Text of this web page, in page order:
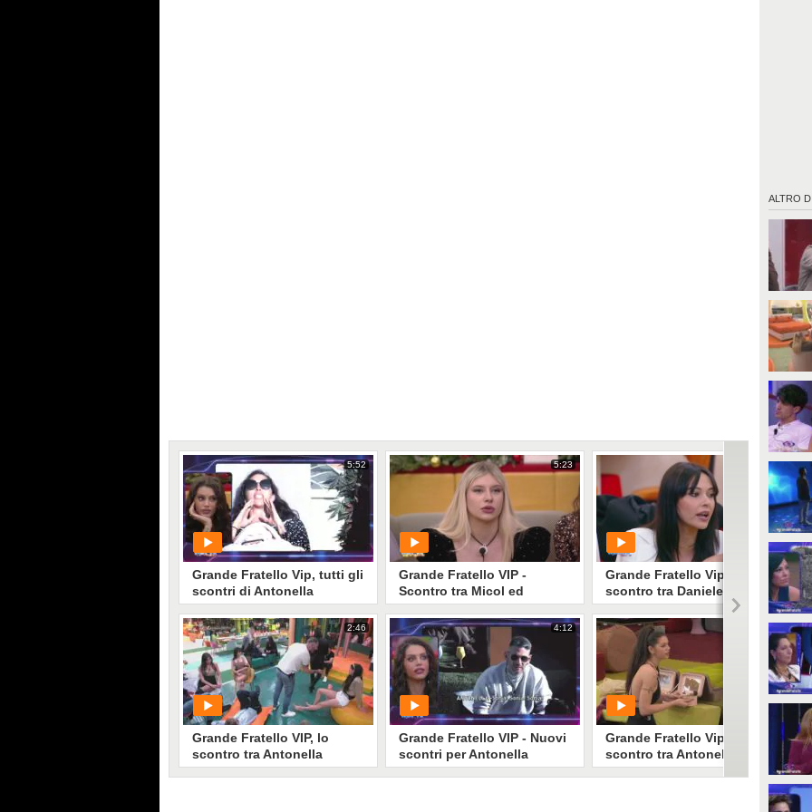
ALTRO DI
5:52
Grande Fratello Vip, tutti gli
scontri di Antonella
Fiordelisi
PLAY
1• diMediaset
2:46
Grande Fratello VIP, lo
scontro tra Antonella
Fiordelisi e gli Incorvassi
5:23
Grande Fratello VIP -
Scontro tra Micol ed
Antonella Fiordelisi
PLAY
1• di Mediaset
4:12
Grande Fratello VIP - Nuovi
scontri per Antonella
Fiordelisi
5:45
Grande Fratello Vip, lo
scontro tra Daniele Dal
Moro e Martina Nasoni
PLAY
1• diMediaset
1:09
Grande Fratello Vip,
scontro tra Antonella
Fiordelisi e Edoardo